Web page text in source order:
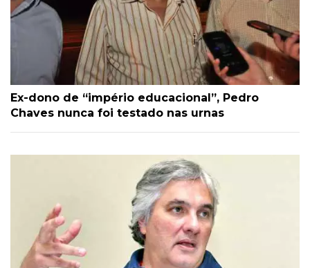
Ex-dono de “império educacional”, Pedro
Chaves nunca foi testado nas urnas